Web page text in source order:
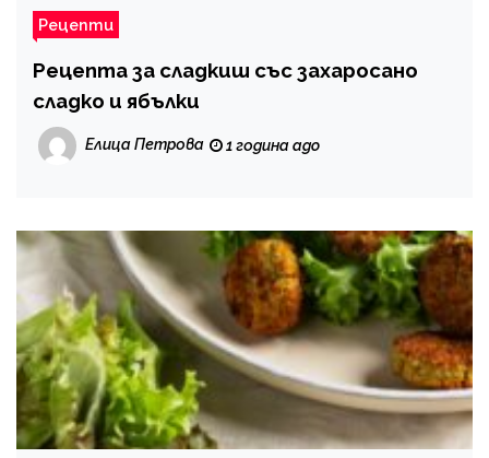
Рецепти
Рецепта за сладкиш със захаросано
сладко и ябълки
Елица Петрова 1 година ago